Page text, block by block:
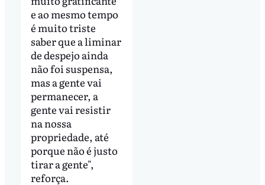
e ao mesmo tempo
é muito triste
saber que a liminar
de despejo ainda
não foi suspensa,
mas a gente vai
permanecer, a
gente vai resistir
na nossa
propriedade, até
porque não é justo
tirar a gente",
reforça.